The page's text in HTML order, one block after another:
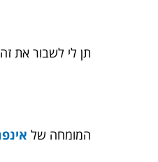
תן לי לשבור את
המומחה של